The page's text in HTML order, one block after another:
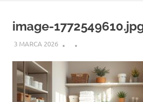
image-
3 MARCA 2026